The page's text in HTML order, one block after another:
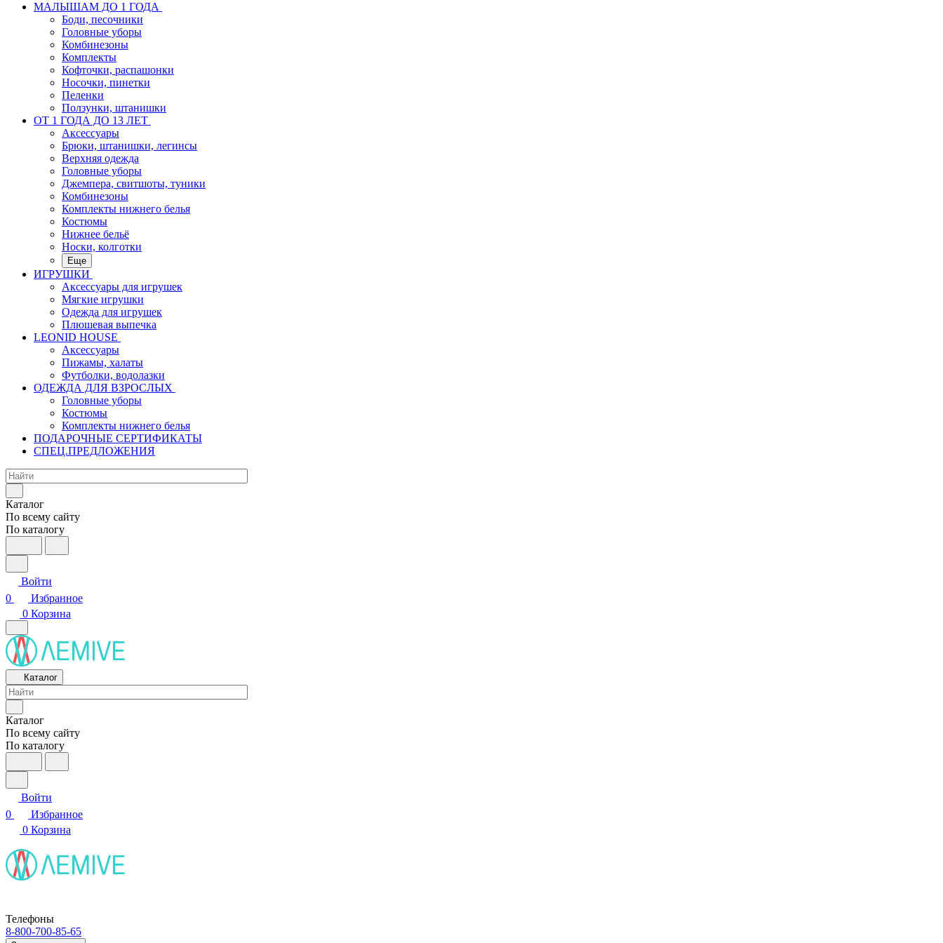
МАЛЫШАМ ДО 1 ГОДА
Боди, песочники
Головные уборы
Комбинезоны
Комплекты
Кофточки, распашонки
Носочки, пинетки
Пеленки
Ползунки, штанишки
ОТ 1 ГОДА ДО 13 ЛЕТ
Аксессуары
Брюки, штанишки, легинсы
Верхняя одежда
Головные уборы
Джемпера, свитшоты, туники
Комбинезоны
Комплекты нижнего белья
Костюмы
Нижнее бельё
Носки, колготки
Еще
ИГРУШКИ
Аксессуары для игрушек
Мягкие игрушки
Одежда для игрушек
Плюшевая выпечка
LEONID HOUSE
Аксессуары
Пижамы, халаты
Футболки, водолазки
ОДЕЖДА ДЛЯ ВЗРОСЛЫХ
Головные уборы
Костюмы
Комплекты нижнего белья
ПОДАРОЧНЫЕ СЕРТИФИКАТЫ
СПЕЦ.ПРЕДЛОЖЕНИЯ
Каталог
По всему сайту
По каталогу
Войти
0
Избранное
0 Корзина
Каталог
Каталог
По всему сайту
По каталогу
Войти
0
Избранное
0 Корзина
Телефоны
8-800-700-85-65